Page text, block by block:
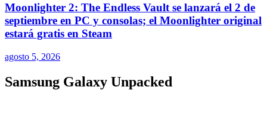
Moonlighter 2: The Endless Vault se lanzará el 2 de
septiembre en PC y consolas; el Moonlighter original
estará gratis en Steam
agosto 5, 2026
Samsung Galaxy Unpacked